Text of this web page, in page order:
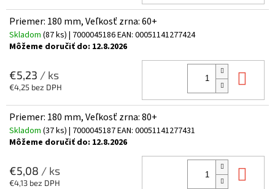
Priemer: 180 mm, Veľkosť zrna: 60+
Skladom (87 ks) | 7000045186EAN: 00051141277424
Môžeme doručiť do: 12.8.2026
€5,23 / ks
€4,25 bez DPH
Priemer: 180 mm, Veľkosť zrna: 80+
Skladom (37 ks) | 7000045187EAN: 00051141277431
Môžeme doručiť do: 12.8.2026
€5,08 / ks
€4,13 bez DPH